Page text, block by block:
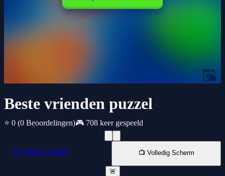
Beste vrienden puzzel
⭐ 0 (0 Beoordelingen)🎮 708 keer gespeeld
📱 Nieuw venster 📺 Volledig Scherm
🚨